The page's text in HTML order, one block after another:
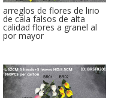
arreglos de flores de lirio
de cala falsos de alta
calidad flores a granel al
por mayor